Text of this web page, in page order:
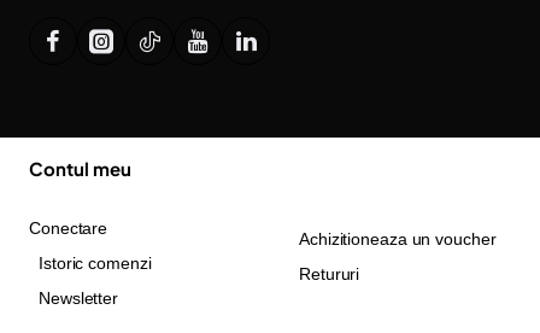
Contul meu
Conectare
Istoric comenzi
Newsletter
Achizitioneaza un voucher
Retururi